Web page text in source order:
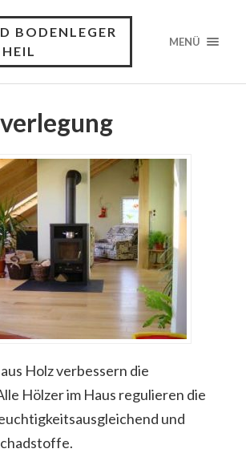
BODENLEGER
HEIL
MENÜ
Holz verbessern die
Hölzer im Haus regulieren die
und